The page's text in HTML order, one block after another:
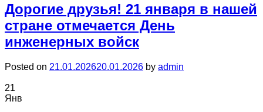
Дорогие друзья! 21 января в нашей
стране отмечается День
инженерных войск
Posted on 21.01.202620.01.2026 by admin
21
Янв